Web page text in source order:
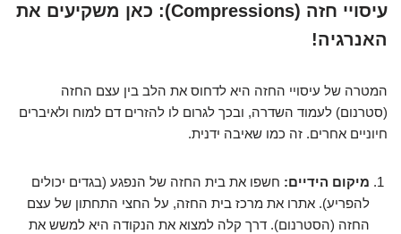
עיסויי חזה (Compressions): כאן משקיעים את
האנרגיה!
המטרה של עיסויי החזה היא לדחוס את הלב בין עצם החזה
(סטרנום) לעמוד השדרה, ובכך לגרום לו להזרים דם למוח ולאיברים
חיוניים אחרים. זה כמו שאיבה ידנית.
מיקום הידיים: חשפו את בית החזה של הנפגע (בגדים יכולים
להפריע). אתרו את מרכז בית החזה, על החצי התחתון של עצם
החזה (הסטרנום). דרך קלה למצוא את הנקודה היא למשש את